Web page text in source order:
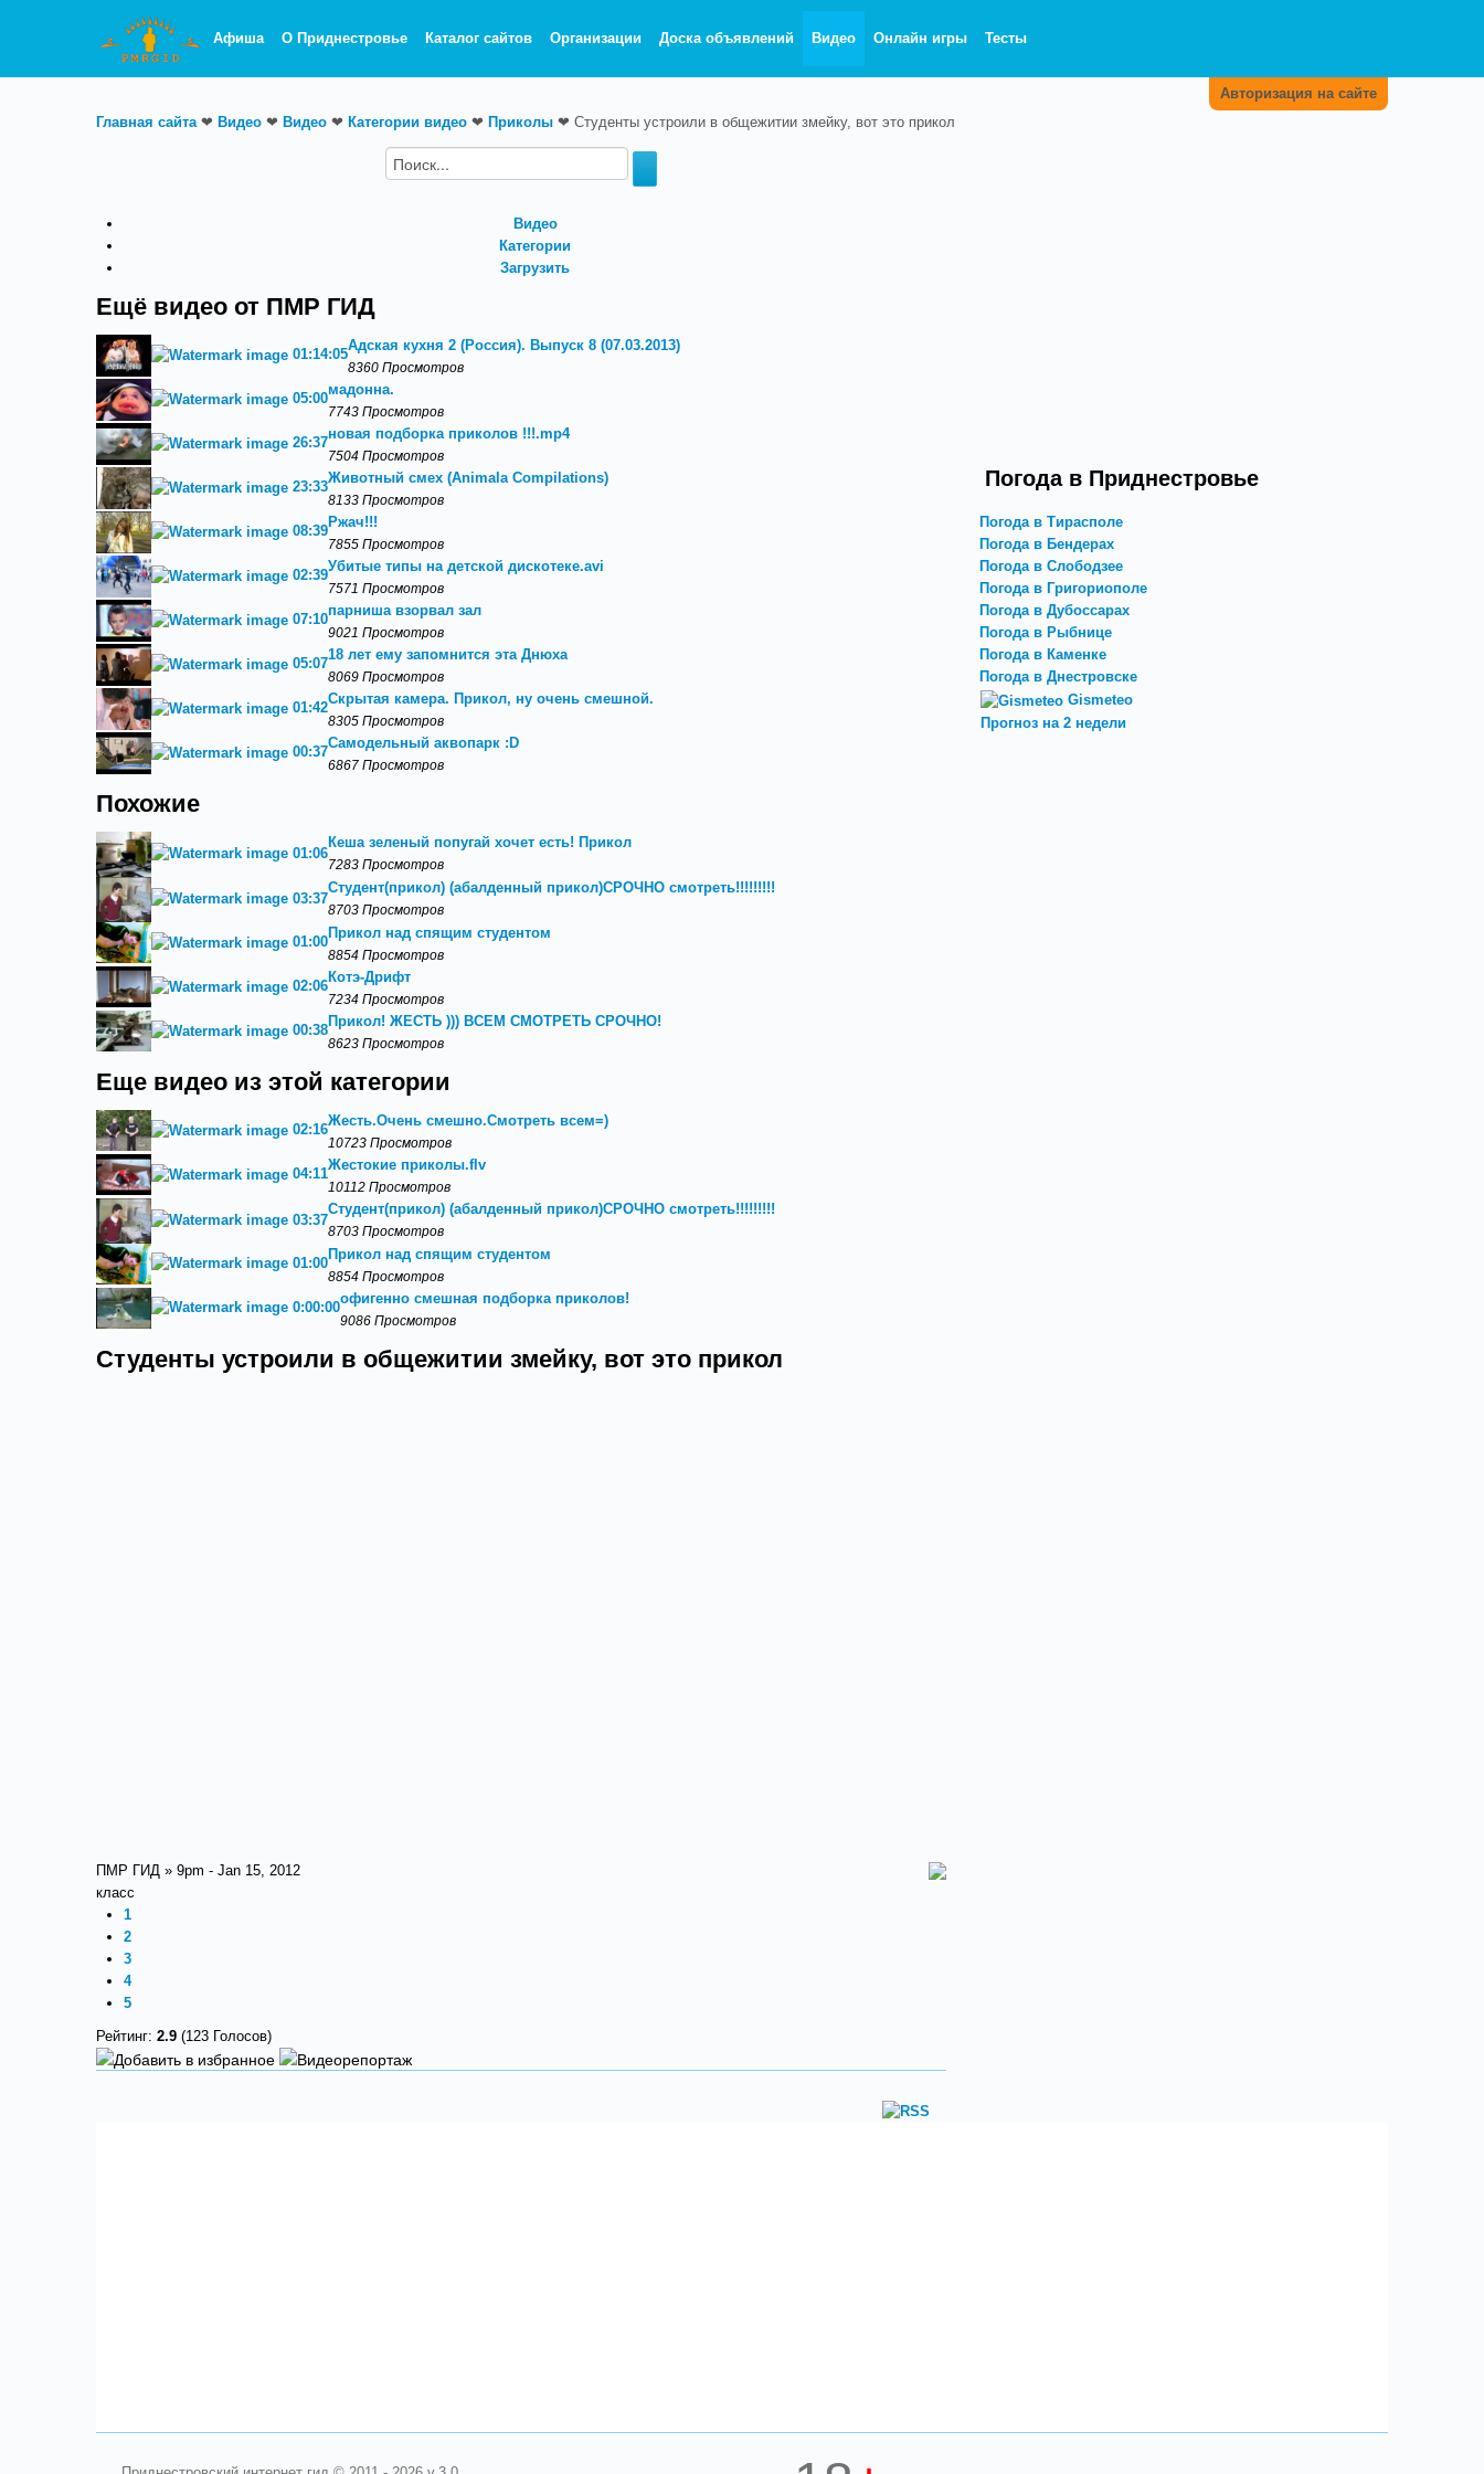
Афиша О Приднестровье Каталог сайтов Организации Доска объявлений Видео Онлайн игры Тесты
Авторизация на сайте
Главная сайта❤ Видео ❤ Видео ❤ Категории видео ❤ Приколы ❤ Студенты устроили в общежитии змейку, вот это прикол
Видео
Категории
Загрузить
Ещё видео от ПМР ГИД
01:14:05
Адская кухня 2 (Россия). Выпуск 8 (07.03.2013)
8360 Просмотров
05:00
мадонна.
7743 Просмотров
26:37
новая подборка приколов !!!.mp4
7504 Просмотров
23:33
Животный смех (Animala Compilations)
8133 Просмотров
08:39
Ржач!!!
7855 Просмотров
02:39
Убитые типы на детской дискотеке.avi
7571 Просмотров
07:10
парниша взорвал зал
9021 Просмотров
05:07
18 лет ему запомнится эта Днюха
8069 Просмотров
01:42
Скрытая камера. Прикол, ну очень смешной.
8305 Просмотров
00:37
Самодельный аквопарк :D
6867 Просмотров
Похожие
01:06
Кеша зеленый попугай хочет есть! Прикол
7283 Просмотров
03:37
Студент(прикол) (абалденный прикол)СРОЧНО смотреть!!!!!!!!!
8703 Просмотров
01:00
Прикол над спящим студентом
8854 Просмотров
02:06
Котэ-Дрифт
7234 Просмотров
00:38
Прикол! ЖЕСТЬ ))) ВСЕМ СМОТРЕТЬ СРОЧНО!
8623 Просмотров
Еще видео из этой категории
02:16
Жесть.Очень смешно.Смотреть всем=)
10723 Просмотров
04:11
Жестокие приколы.flv
10112 Просмотров
03:37
Студент(прикол) (абалденный прикол)СРОЧНО смотреть!!!!!!!!!
8703 Просмотров
01:00
Прикол над спящим студентом
8854 Просмотров
0:00:00
офигенно смешная подборка приколов!
9086 Просмотров
Студенты устроили в общежитии змейку, вот это прикол
ПМР ГИД » 9pm - Jan 15, 2012
класс
1
2
3
4
5
Рейтинг: 2.9 (123 Голосов)
Погода в Приднестровье
Погода в Тирасполе
Погода в Бендерах
Погода в Слободзее
Погода в Григориополе
Погода в Дубоссарах
Погода в Рыбнице
Погода в Каменке
Погода в Днестровске
Gismeteo
Прогноз на 2 недели